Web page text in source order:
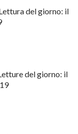
del giorno: il
del giorno: il